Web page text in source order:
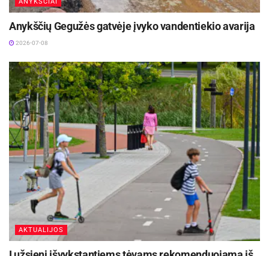
Anykščių Gegužės gatvėje įvyko vandentiekio avarija
2026-07-08
AKTUALIJOS